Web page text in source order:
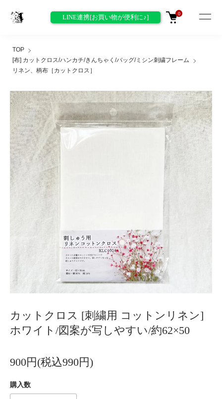
LINE連携[お買い物が便利に♪] 0
TOP
[布] カットクロス/ハンカチ/きんちゃく/バッグ/ミシン刺繍フレーム
リネン、柄布［カットクロス］
カットクロス [刺繍用 コットンリネン]
ホワイト/図案が写しやすい/約62×50
900円(税込990円)
購入数